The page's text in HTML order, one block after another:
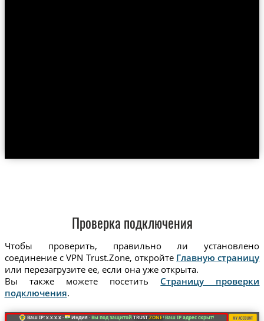
Проверка подключения
Чтобы проверить, правильно ли установлено
соединение с VPN Trust.Zone, откройте Главную страницу
или перезагрузите ее, если она уже открыта.
Вы также можете посетить Страницу проверки
подключения.
Ваш IP: x.x.x.x · Индия ·Вы под защитойTRUST.ZONE! Ваш IP адрес скрыт!